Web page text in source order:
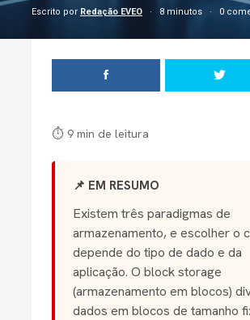
Escrito por Redação EVEO 8 minutos 0
⏱ 9 min de leitura
📌 EM RESUMO
Existem três paradigmas de
armazenamento, e escolher o
depende do tipo de dado e da
aplicação. O block storage
(armazenamento em blocos)
dados em blocos de tamanho